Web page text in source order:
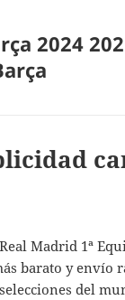
2024
Madrid 1ª
barato y envío
del